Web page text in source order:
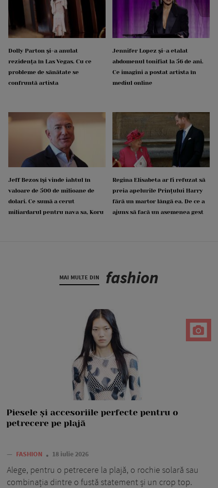
Dolly Parton și-a anulat
rezidența în Las Vegas. Cu ce
probleme de sănătate se
confruntă artista
Jennifer Lopez și-a etalat
abdomenul tonifiat la 56 de ani.
Ce imagini a postat artista în
mediul online
Jeff Bezos își vinde iahtul în
valoare de 500 de milioane de
dolari. Ce sumă a cerut
miliardarul pentru nava sa, Koru
Regina Elisabeta ar fi refuzat să
preia apelurile Prințului Harry
fără un martor lângă ea. De ce a
ajuns să facă un asemenea gest
MAI MULTE DIN fashion
Piesele și accesoriile perfecte pentru o
petrecere pe plajă
— FASHION 18 iulie 2026
Alege, pentru o petrecere la plajă, o rochie solară sau
combinația dintre o fustă statement și un crop top.